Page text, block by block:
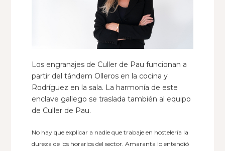
Los engranajes de Culler de Pau funcionan a
partir del tándem Olleros en la cocina y
Rodríguez en la sala. La harmonía de este
enclave gallego se traslada también al equipo
de Culler de Pau.
No hay que explicar a nadie que trabaje en hostelería la
dureza de los horarios del sector. Amaranta lo entendió